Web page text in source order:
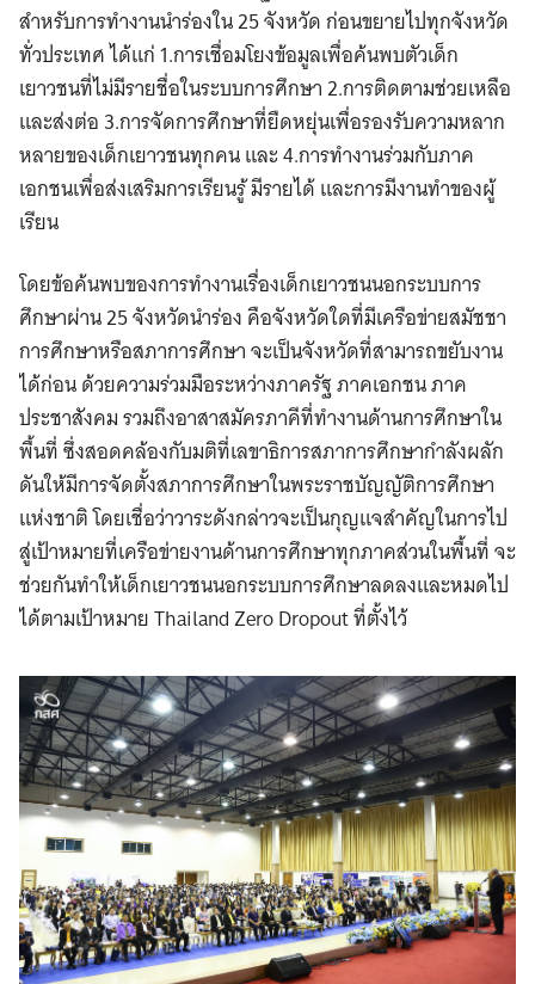
สำหรับการทำงานนำร่องใน 25 จังหวัด ก่อนขยายไปทุกจังหวัด
ทั่วประเทศ ได้แก่ 1.การเชื่อมโยงข้อมูลเพื่อค้นพบตัวเด็ก
เยาวชนที่ไม่มีรายชื่อในระบบการศึกษา 2.การติดตามช่วยเหลือ
และส่งต่อ 3.การจัดการศึกษาที่ยืดหยุ่นเพื่อรองรับความหลาก
หลายของเด็กเยาวชนทุกคน และ 4.การทำงานร่วมกับภาค
เอกชนเพื่อส่งเสริมการเรียนรู้ มีรายได้ และการมีงานทำของผู้
เรียน
โดยข้อค้นพบของการทำงานเรื่องเด็กเยาวชนนอกระบบการ
ศึกษาผ่าน 25 จังหวัดนำร่อง คือจังหวัดใดที่มีเครือข่ายสมัชชา
การศึกษาหรือสภาการศึกษา จะเป็นจังหวัดที่สามารถขยับงาน
ได้ก่อน ด้วยความร่วมมือระหว่างภาครัฐ ภาคเอกชน ภาค
ประชาสังคม รวมถึงอาสาสมัครภาคีที่ทำงานด้านการศึกษาใน
พื้นที่ ซึ่งสอดคล้องกับมติที่เลขาธิการสภาการศึกษากำลังผลัก
ดันให้มีการจัดตั้งสภาการศึกษาในพระราชบัญญัติการศึกษา
แห่งชาติ โดยเชื่อว่าวาระดังกล่าวจะเป็นกุญแจสำคัญในการไป
สู่เป้าหมายที่เครือข่ายงานด้านการศึกษาทุกภาคส่วนในพื้นที่ จะ
ช่วยกันทำให้เด็กเยาวชนนอกระบบการศึกษาลดลงและหมดไป
ได้ตามเป้าหมาย Thailand Zero Dropout ที่ตั้งไว้